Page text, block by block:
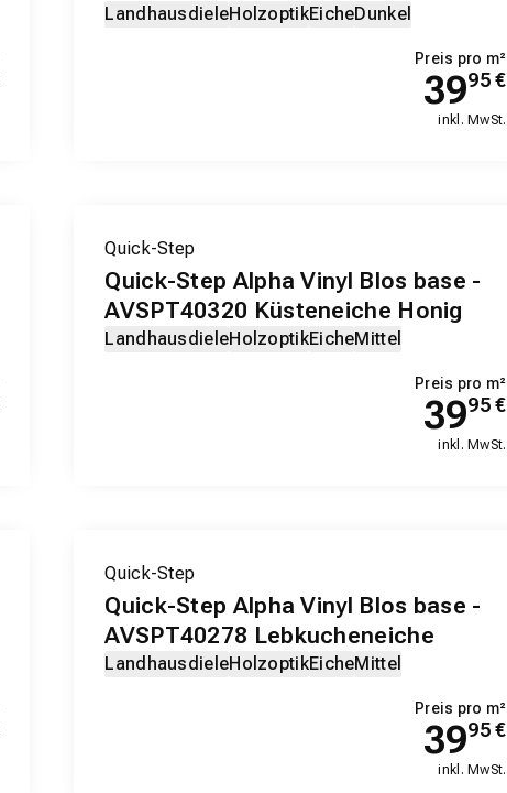
LandhausdieleHolzoptikEicheDunkel
Preis pro m²
3995€
inkl. MwSt.
Quick-Step
Quick-Step Alpha Vinyl Blos base -
AVSPT40320 Küsteneiche Honig
LandhausdieleHolzoptikEicheMittel
Preis pro m²
3995€
inkl. MwSt.
Quick-Step
Quick-Step Alpha Vinyl Blos base -
AVSPT40278 Lebkucheneiche
LandhausdieleHolzoptikEicheMittel
Preis pro m²
3995€
inkl. MwSt.